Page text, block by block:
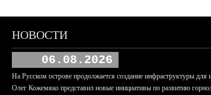
НОВОСТИ
06.08.2026
На Русском острове продолжается создание инфраструктуры для
Олег Кожемяко представил новые инициативы по развитию